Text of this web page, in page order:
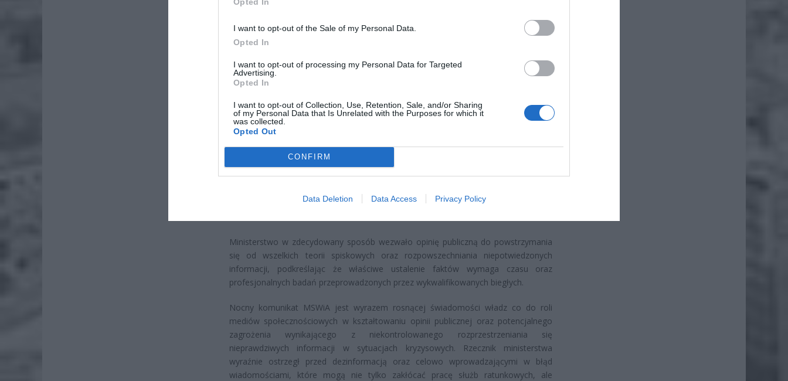
I want to opt-out of the Sale of my Personal Data.
Opted In
I want to opt-out of processing my Personal Data for Targeted
Advertising.
Opted In
I want to opt-out of Collection, Use, Retention, Sale, and/or Sharing
of my Personal Data that Is Unrelated with the Purposes for which it
was collected.
Opted Out
CONFIRM
Data Deletion Data Access Privacy Policy
ZOBACZ RÓWNIEŻ:
26-letni obywatel Ukrainy zaatakował zakonnicę i zerwał jej krzyż.
8 sierpnia 2026 15:40
rodziców dzieci do 3. roku życia
Ministerstwo w zdecydowany sposób wezwało opinię publiczną do powstrzymania
się od wszelkich teorii spiskowych oraz rozpowszechniania niepotwiedzonych
informacji, podkreślając że właściwe ustalenie faktów wymaga czasu oraz
profesjonalnych badań przeprowadzonych przez wykwalifikowanych biegłych.
Nocny komunikat MSWiA jest wyrazem rosnącej świadomości władz co do roli
mediów społecznościowych w kształtowaniu opinii publicznej oraz potencjalnego
zagrożenia wynikającego z niekontrolowanego rozprzestrzeniania się
nieprawdziwych informacji w sytuacjach kryzysowych. Rzecznik ministerstwa
wyraźnie ostrzegł przed dezinformacją oraz celowo wprowadzającymi w błąd
wiadomościami, które mogą nie tylko zakłócać pracę służb ratunkowych, ale